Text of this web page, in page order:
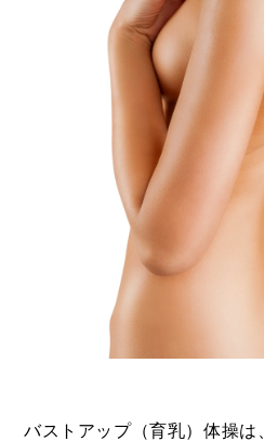
バストアップ（育乳）体操は